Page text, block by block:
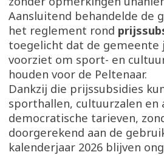
Aansluitend behandelde de
het reglement rond
toegelicht dat de gemeente
voorziet om sport- en
houden voor de Peltenaar.
Dankzij die prijssubsidies
sporthallen, cultuurzalen
democratische tarieven,
doorgerekend aan de
kalenderjaar 2026 blijven